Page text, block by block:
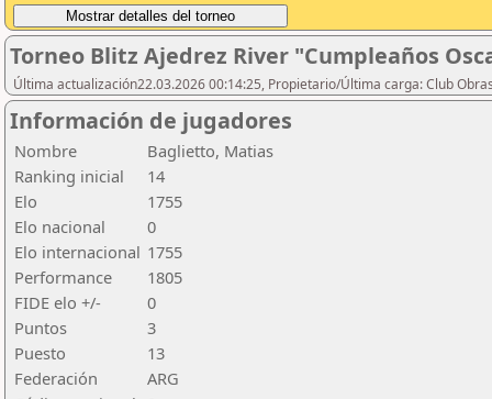
Torneo Blitz Ajedrez River "Cumpleaños
Última actualización22.03.2026 00:14:25, Propietario/Última carga: Club
Información de jugadores
Nombre
Baglietto, Matias
Ranking inicial
14
Elo
1755
Elo nacional
0
Elo internacional 1755
Performance
1805
FIDE elo +/-
0
Puntos
3
Puesto
13
Federación
ARG